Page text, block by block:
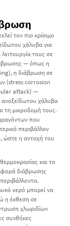
τον πιο κρίσιμο
χάλυβα για
τους σε
— όπως η
η διάβρωση σε
(stress corrosion
attack) —
χάλυβα
τη μικροδομή τους.
που
περιβάλλον
ώστε η αντοχή του
και το
διάβρωσης
νερό μπορεί να
η έκθεση σε
χλωριδίων
συνθήκες